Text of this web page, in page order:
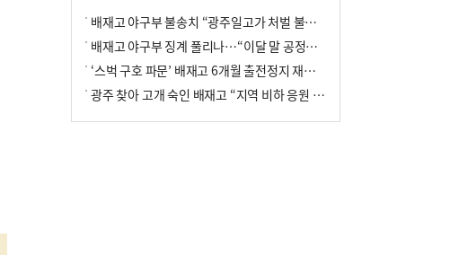
배재고 야구부 불송치 “광주일고가 처벌 불원 의사 표해”
배재고 야구부 징계 풀리나…“이달 말 공정위서 재심의”
‘스벅 구호 파문’ 배재고 6개월 출전정지 재심 신청키로
광주 찾아 고개 숙인 배재고 “지역 비하 응원 잘못”(종합)